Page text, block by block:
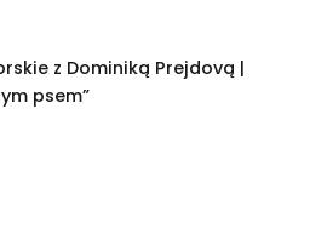
z Dominiką Prejdovą |
psem”